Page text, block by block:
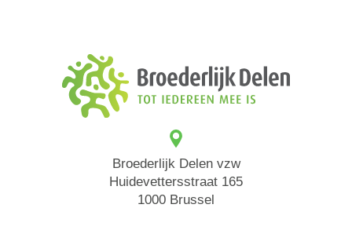
Broederlijk Delen vzw
Huidevettersstraat 165
1000 Brussel